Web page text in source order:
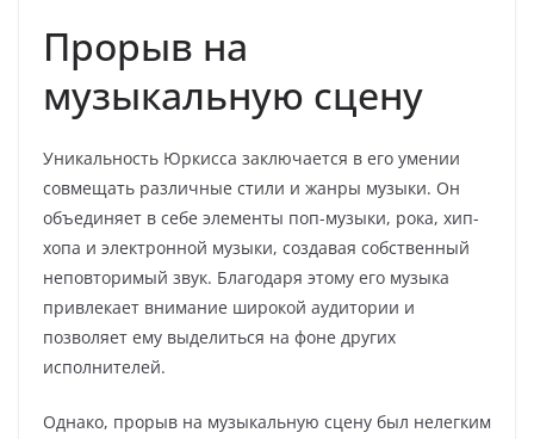
Прорыв на
музыкальную сцену
Уникальность Юркисса заключается в его умении
совмещать различные стили и жанры музыки. Он
объединяет в себе элементы поп-музыки, рока, хип-
хопа и электронной музыки, создавая собственный
неповторимый звук. Благодаря этому его музыка
привлекает внимание широкой аудитории и
позволяет ему выделиться на фоне других
исполнителей.
Однако, прорыв на музыкальную сцену был нелегким